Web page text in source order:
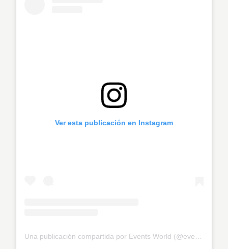
Ver esta publicación en Instagram